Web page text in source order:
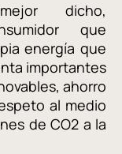
dicho,
que
energía que
importantes
ahorro
al medio
de CO2 a la